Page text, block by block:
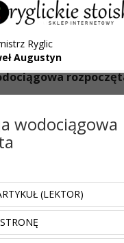
Ryglic
Augustyn
> Aktualności
wodociągowa
(LEKTOR)